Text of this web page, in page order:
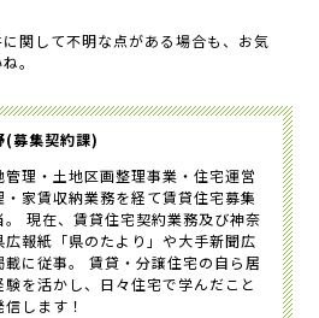
関して不明な点がある場合も、お気
。
(募集契約課)
管理・土地区画整理事業・住宅運営
・家賃収納業務を経て賃貸住宅募集
。 現在、賃貸住宅契約業務及び神奈
広報紙「県のたより」や大手新聞広
載に従事。 賃貸・分譲住宅の自ら居
験を活かし、日々住宅で学んだこと
信します！